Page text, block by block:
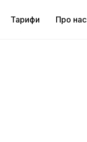
Тарифи Про нас